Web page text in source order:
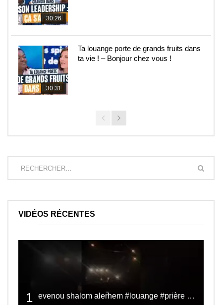
30:26
30:31
Ta louange porte de grands fruits dans
ta vie ! – Bonjour chez vous !
VIDÉOS RÉCENTES
1 evenou shalom alerhem #louange #prière #shalom